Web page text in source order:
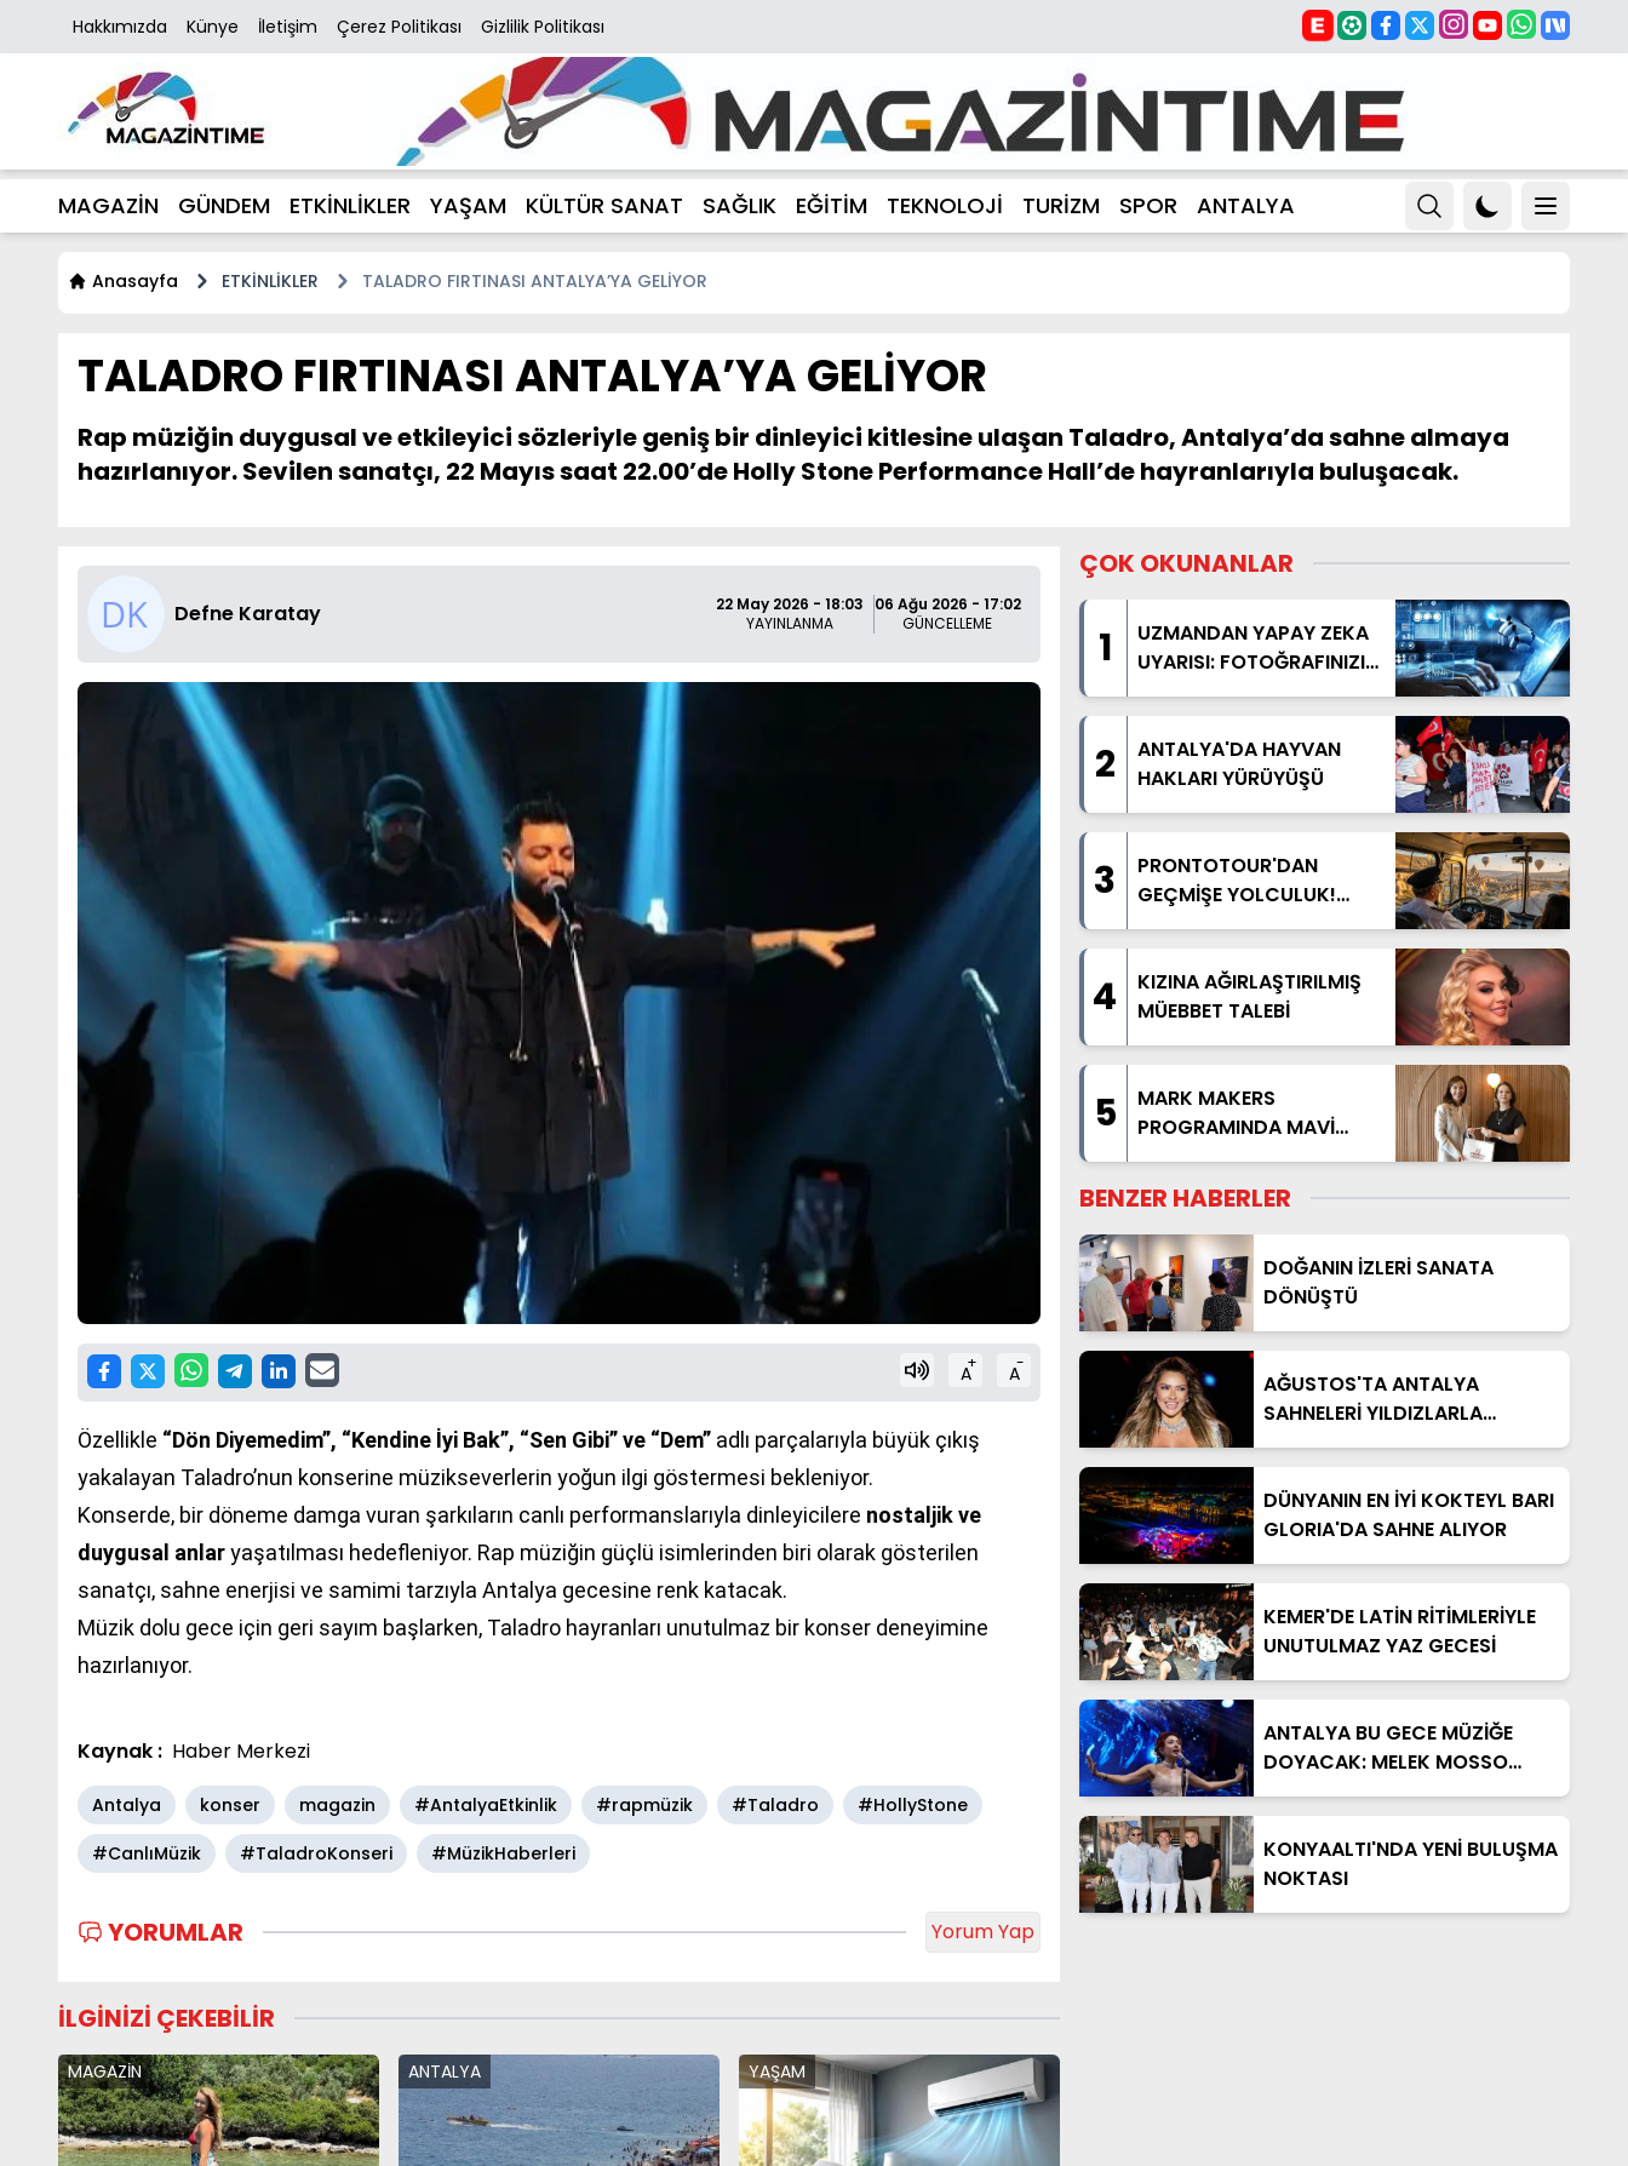
Hakkımızda Künye İletişim Çerez Politikası Gizlilik Politikası
MAGAZİN GÜNDEM ETKİNLİKLER YAŞAM KÜLTÜR SANAT SAĞLIK EĞİTİM TEKNOLOJİ TURİZM SPOR ANTALYA
Anasayfa ETKİNLİKLER TALADRO FIRTINASI ANTALYA’YA GELİYOR
TALADRO FIRTINASI ANTALYA’YA GELİYOR
Rap müziğin duygusal ve etkileyici sözleriyle geniş bir dinleyici kitlesine ulaşan Taladro, Antalya’da sahne almaya
hazırlanıyor. Sevilen sanatçı, 22 Mayıs saat 22.00’de Holly Stone Performance Hall’de hayranlarıyla buluşacak.
Defne Karatay
22 May 2026 - 18:03
YAYINLANMA
06 Ağu 2026 - 17:02
GÜNCELLEME
A+ A-
Özellikle “Dön Diyemedim”, “Kendine İyi Bak”, “Sen Gibi” ve “Dem” adlı parçalarıyla büyük çıkış
yakalayan Taladro’nun konserine müzikseverlerin yoğun ilgi göstermesi bekleniyor.
Konserde, bir döneme damga vuran şarkıların canlı performanslarıyla dinleyicilere nostaljik ve
duygusal anlaryaşatılması hedefleniyor. Rap müziğin güçlü isimlerinden biri olarak gösterilen
sanatçı, sahne enerjisi ve samimi tarzıyla Antalya gecesine renk katacak.
Müzik dolu gece için geri sayım başlarken, Taladro hayranları unutulmaz bir konser deneyimine
hazırlanıyor.
Kaynak : Haber Merkezi
Antalya konser magazin #AntalyaEtkinlik #rapmüzik #Taladro
#HollyStone
#CanlıMüzik
#TaladroKonseri #MüzikHaberleri
YORUMLAR Yorum Yap
İLGİNİZİ ÇEKEBİLİR
MAGAZİN ANTALYA YAŞAM
ÇOK OKUNANLAR
1
UZMANDAN YAPAY ZEKA
UYARISI: FOTOĞRAFINIZI
PAYLAŞMADAN BİR KEZ
2
ANTALYA'DA HAYVAN
HAKLARI YÜRÜYÜŞÜ
3
PRONTOTOUR'DAN
GEÇMİŞE YOLCULUK!
NOSTALJİK OTOBÜSLÜ
BAŞLIYOR
4
KIZINA AĞIRLAŞTIRILMIŞ
MÜEBBET TALEBİ
5
MARK MAKERS
PROGRAMINDA MAVİ
AKDENİZ ANLATILDI
BENZER HABERLER
DOĞANIN İZLERİ SANATA
DÖNÜŞTÜ
AĞUSTOS'TA ANTALYA
SAHNELERİ YILDIZLARLA
DOLACAK
DÜNYANIN EN İYİ KOKTEYL BARI
GLORIA'DA SAHNE ALIYOR
KEMER'DE LATİN RİTİMLERİYLE
UNUTULMAZ YAZ GECESİ
ANTALYA BU GECE MÜZİĞE
DOYACAK: MELEK MOSSO
SAHNE ALIYOR
KONYAALTI'NDA YENİ BULUŞMA
NOKTASI